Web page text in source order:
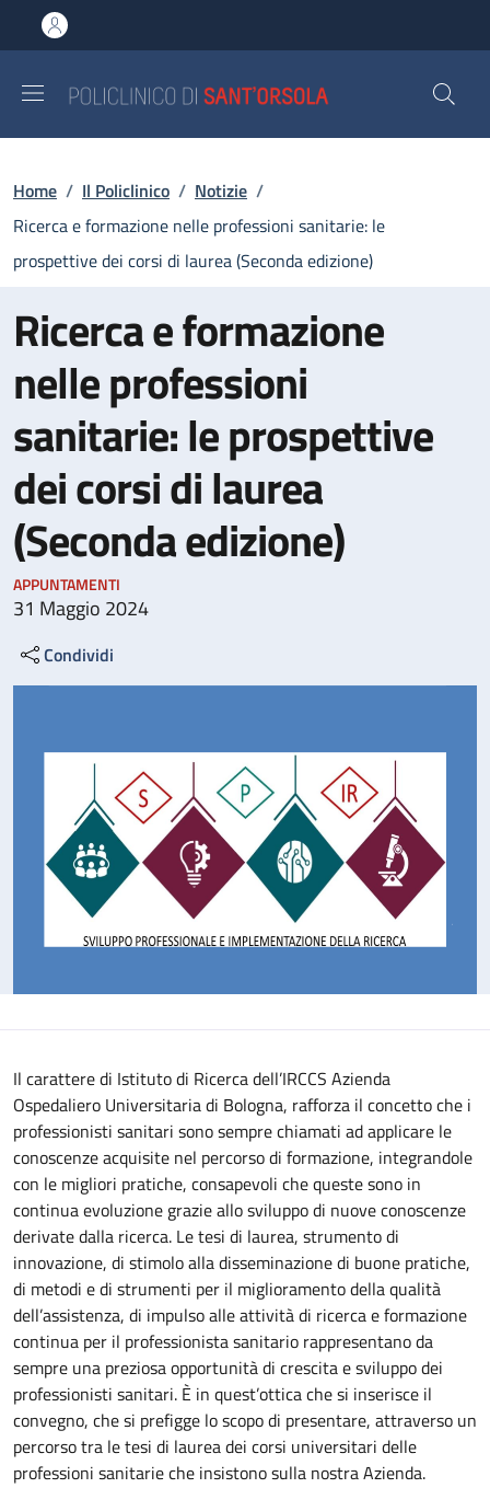
al contenuto principale
to footer content
Briciole di pane
Home / Il Policlinico / Notizie /
Ricerca e formazione nelle professioni sanitarie: le
prospettive dei corsi di laurea (Seconda edizione)
Ricerca e formazione
nelle professioni
sanitarie: le prospettive
dei corsi di laurea
(Seconda edizione)
APPUNTAMENTI
31 Maggio 2024
Condividi
Il carattere di Istituto di Ricerca dell’IRCCS Azienda
Ospedaliero Universitaria di Bologna, rafforza il concetto che i
professionisti sanitari sono sempre chiamati ad applicare le
conoscenze acquisite nel percorso di formazione, integrandole
con le migliori pratiche, consapevoli che queste sono in
continua evoluzione grazie allo sviluppo di nuove conoscenze
derivate dalla ricerca. Le tesi di laurea, strumento di
innovazione, di stimolo alla disseminazione di buone pratiche,
di metodi e di strumenti per il miglioramento della qualità
dell’assistenza, di impulso alle attività di ricerca e formazione
continua per il professionista sanitario rappresentano da
sempre una preziosa opportunità di crescita e sviluppo dei
professionisti sanitari. È in quest’ottica che si inserisce il
convegno, che si prefigge lo scopo di presentare, attraverso un
percorso tra le tesi di laurea dei corsi universitari delle
professioni sanitarie che insistono sulla nostra Azienda.